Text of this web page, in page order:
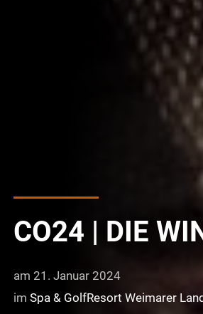
CO24 | DIE
am 21. Januar 2024
im Spa & GolfResort Weimarer Land